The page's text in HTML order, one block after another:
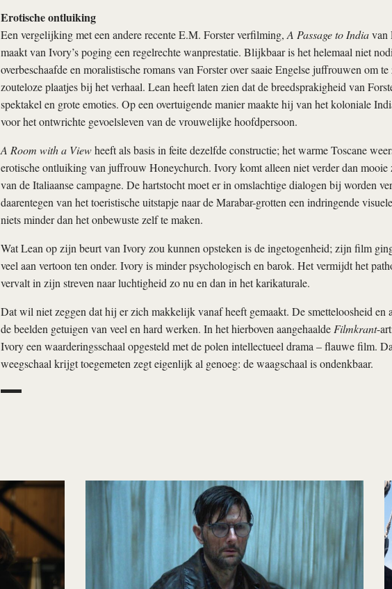
Erotische ontluiking
Een vergelijking met een andere recente E.M. Forster verfilming, A Passage to Indiavan
maakt van Ivory’s poging een regelrechte wanprestatie. Blijkbaar is het helemaal niet
overbeschaafde en moralistische romans van Forster over saaie Engelse juffrouwen om te
zouteloze plaatjes bij het verhaal. Lean heeft laten zien dat de breedsprakigheid van
spektakel en grote emoties. Op een overtuigende manier maakte hij van het koloniale
voor het ontwrichte gevoelsleven van de vrouwelijke hoofdpersoon.
A Room with a Viewheeft als basis in feite dezelfde constructie; het warme Toscane
erotische ontluiking van juffrouw Honeychurch. Ivory komt alleen niet verder dan mooie
van de Italiaanse campagne. De hartstocht moet er in omslachtige dialogen bij worden
daarentegen van het toeristische uitstapje naar de Marabar-grotten een indringende
niets minder dan het onbewuste zelf te maken.
Wat Lean op zijn beurt van Ivory zou kunnen opsteken is de ingetogenheid; zijn film
veel aan vertoon ten onder. Ivory is minder psychologisch en barok. Het vermijdt het
vervalt in zijn streven naar luchtigheid zo nu en dan in het karikaturale.
Dat wil niet zeggen dat hij er zich makkelijk vanaf heeft gemaakt. De smetteloosheid en
de beelden getuigen van veel en hard werken. In het hierboven aangehaalde Filmkrant-
Ivory een waarderingsschaal opgesteld met de polen intellectueel drama – flauwe film.
weegschaal krijgt toegemeten zegt eigenlijk al genoeg: de waagschaal is ondenkbaar.